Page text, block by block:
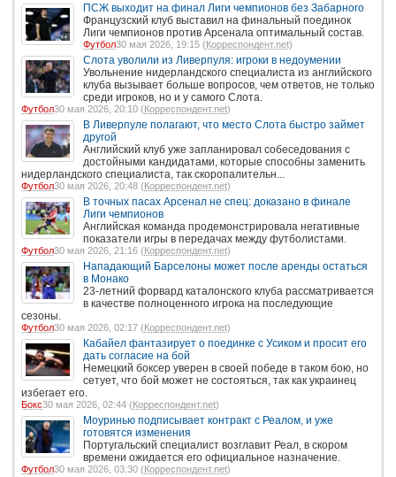
ПСЖ выходит на финал Лиги чемпионов без Забарного
Французский клуб выставил на финальный поединок
Лиги чемпионов против Арсенала оптимальный состав.
Футбол30 мая 2026, 19:15 (Корреспондент.net)
Слота уволили из Ливерпуля: игроки в недоумении
Увольнение нидерландского специалиста из английского
клуба вызывает больше вопросов, чем ответов, не только
среди игроков, но и у самого Слота.
Футбол30 мая 2026, 20:10 (Корреспондент.net)
В Ливерпуле полагают, что место Слота быстро займет
другой
Английский клуб уже запланировал собеседования с
достойными кандидатами, которые способны заменить
нидерландского специалиста, так скоропалительн...
Футбол30 мая 2026, 20:48 (Корреспондент.net)
В точных пасах Арсенал не спец: доказано в финале
Лиги чемпионов
Английская команда продемонстрировала негативные
показатели игры в передачах между футболистами.
Футбол30 мая 2026, 21:16 (Корреспондент.net)
Нападающий Барселоны может после аренды остаться
в Монако
23-летний форвард каталонского клуба рассматривается
в качестве полноценного игрока на последующие
сезоны.
Футбол30 мая 2026, 02:17 (Корреспондент.net)
Кабайел фантазирует о поединке с Усиком и просит его
дать согласие на бой
Немецкий боксер уверен в своей победе в таком бою, но
сетует, что бой может не состояться, так как украинец
избегает его.
Бокс30 мая 2026, 02:44 (Корреспондент.net)
Моуринью подписывает контракт с Реалом, и уже
готовятся изменения
Португальский специалист возглавит Реал, в скором
времени ожидается его официальное назначение.
Футбол30 мая 2026, 03:30 (Корреспондент.net)